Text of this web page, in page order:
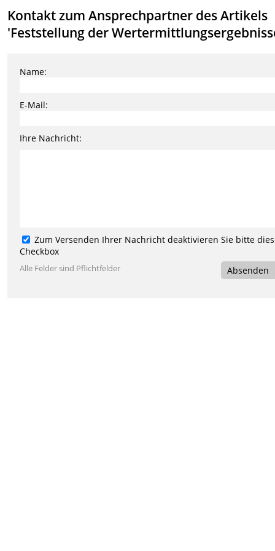
Kontakt zum Ansprechpartner des Artikels
'Feststellung der
Name:
E-Mail:
Ihre Nachricht:
Zum Versenden Ihrer Nachricht deaktivieren Sie bitte
Checkbox
Alle Felder sind Pflichtfelder Absenden